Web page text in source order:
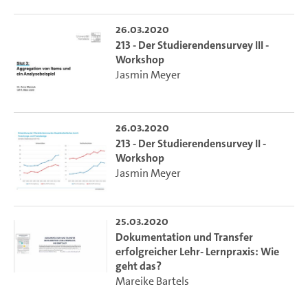
26.03.2020
213 - Der Studierendensurvey III -
Workshop
Jasmin Meyer
26.03.2020
213 - Der Studierendensurvey II -
Workshop
Jasmin Meyer
25.03.2020
Dokumentation und Transfer
erfolgreicher Lehr- Lernpraxis: Wie
geht das?
Mareike Bartels